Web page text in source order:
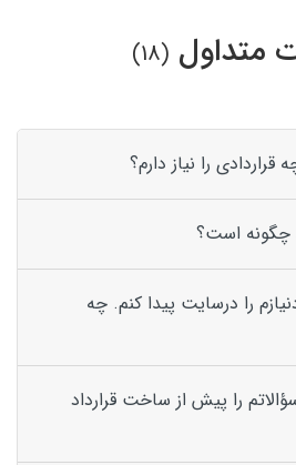
متداول (18)
را نیاز دارم؟
چگونه است؟
را درسایت پیدا کنم. چه
را پیش از ساخت قرارداد